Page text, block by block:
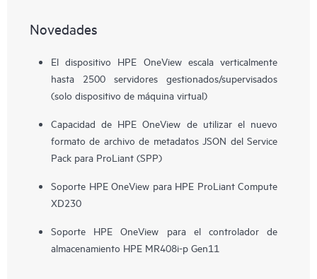
Novedades
El dispositivo HPE OneView escala verticalmente
hasta 2500 servidores gestionados/supervisados
(solo dispositivo de máquina virtual)
Capacidad de HPE OneView de utilizar el nuevo
formato de archivo de metadatos JSON del Service
Pack para ProLiant (SPP)
Soporte HPE OneView para HPE ProLiant Compute
XD230
Soporte HPE OneView para el controlador de
almacenamiento HPE MR408i-p Gen11